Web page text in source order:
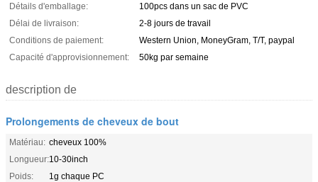
Détails d'emballage:
100pcs dans un sac de PVC
Délai de livraison:
2-8 jours de travail
Conditions de paiement:
Western Union, MoneyGram, T/T, paypal
Capacité d'approvisionnement:
50kg par semaine
description de
Prolongements de cheveux de bout
Matériau: cheveux 100%
Longueur:10-30inch
Poids:
1g chaque PC